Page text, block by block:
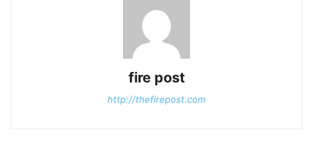
fire post
http://thefirepost.com